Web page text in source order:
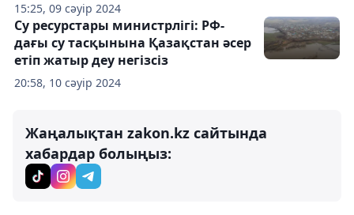
15:25, 09 сәуір 2024
20:58, 10 сәуір 2024
Су ресурстары министрлігі: РФ-
дағы су тасқынына Қазақстан әсер
етіп жатыр деу негізсіз
Жаңалықтан zakon.kz сайтында
хабардар болыңыз: